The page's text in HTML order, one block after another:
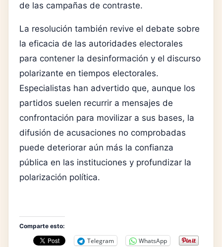
de las campañas de contraste.
La resolución también revive el debate sobre
la eficacia de las autoridades electorales
para contener la desinformación y el discurso
polarizante en tiempos electorales.
Especialistas han advertido que, aunque los
partidos suelen recurrir a mensajes de
confrontación para movilizar a sus bases, la
difusión de acusaciones no comprobadas
puede deteriorar aún más la confianza
pública en las instituciones y profundizar la
polarización política.
Comparte esto:
Telegram
WhatsApp